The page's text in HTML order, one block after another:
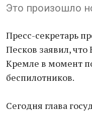
Это произошло
Пресс-секретарь
Песков заявил,
Кремле в момент
беспилотников.
Сегодня глава